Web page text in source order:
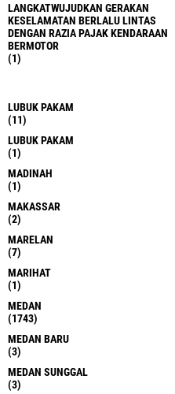
LANGKATWUJUDKAN GERAKAN
KESELAMATAN BERLALU LINTAS
DENGAN RAZIA PAJAK KENDARAAN
BERMOTOR
(1)
LUBUK PAKAM
(11)
LUBUK PAKAM
(1)
MADINAH
(1)
MAKASSAR
(2)
MARELAN
(7)
MARIHAT
(1)
MEDAN
(1743)
MEDAN BARU
(3)
MEDAN SUNGGAL
(3)